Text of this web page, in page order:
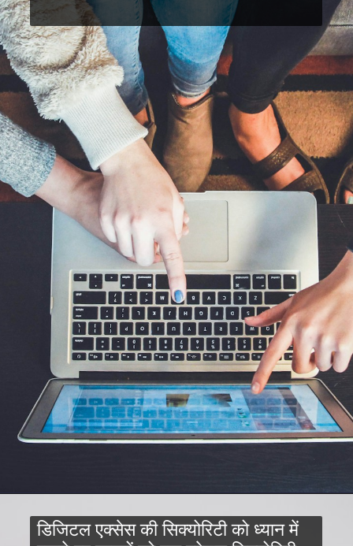
डिजिटल एक्सेस की सिक्योरिटी को ध्यान में